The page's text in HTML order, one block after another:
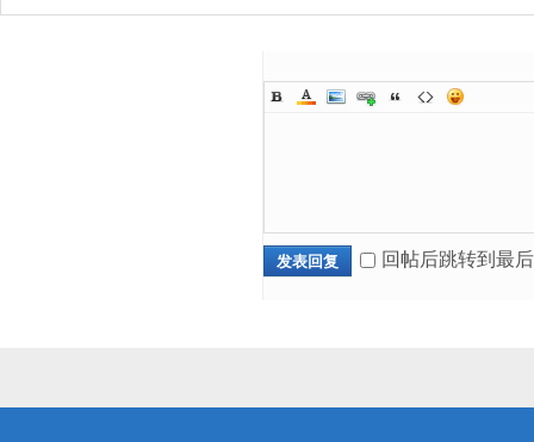
发表回复 回帖后跳转到最